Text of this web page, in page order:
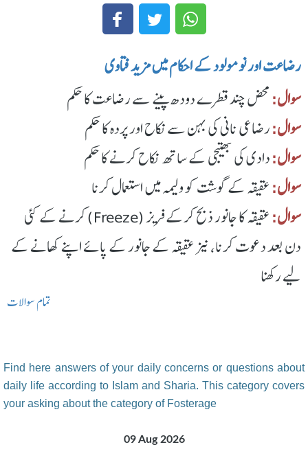
رضاعت اور نومولود کے احکام میں مزید فتاوی
سوال: محض چند قطرے دودھ پینے سے رضاعت کا حکم
سوال:رضاعی نانی کی بہن سے نکاح اور پردہ کا حکم
سوال:دادی کی بھتیجی کے ساتھ نکاح کرنے کا حکم
سوال:عقیقہ کے گوشت کو ولیمہ میں استعمال کرنا
سوال:
عقیقہ کا جانور ذبح کرکے فریز (Freeze) کرنے کے کئی
دن بعد دعوت کرنا، نیز عقیقہ کے جانور کے پائے اپنے کھانے کے
لیے رکھنا
تمام سوالات
Find here answers of your daily concerns or questions about
daily life according to Islam and Sharia. This category covers
your asking about the category of Fosterage
09 Aug 2026